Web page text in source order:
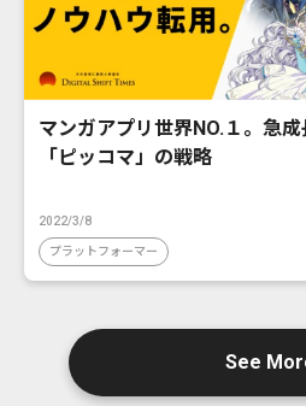
マンガアプリ世界NO.１。急
「ピッコマ」の戦略
2022/3/8
プラットフォーマー
See